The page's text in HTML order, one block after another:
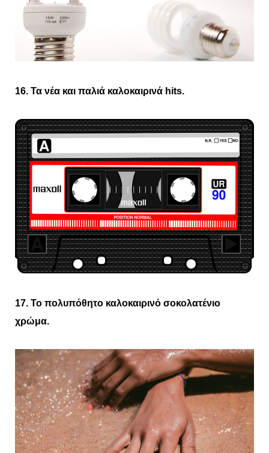
16. Τα νέα και παλιά καλοκαιρινά hits.
17. Το πολυπόθητο καλοκαιρινό σοκολατένιο
χρώμα.